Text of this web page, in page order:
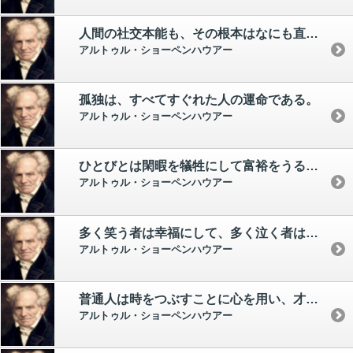
人間の社交本能も、その根本はなにも直接的な本能ではない。 つまり、社交を愛するからではなく、孤独がおそろしいからである。
アルトゥル・ショーペンハウアー
孤独は、すべてすぐれた人の運命である。
アルトゥル・ショーペンハウアー
ひとびとは閑暇を犠牲にして富裕をうる。 だが、富裕をはじめて望ましいものにする唯一のものである自由な閑暇が、富裕のために犠牲にせねばならないならば、私にとって富裕が何になろう。
アルトゥル・ショーペンハウアー
多く笑う者は幸福にして、多く泣く者は不幸である。
アルトゥル・ショーペンハウアー
普通人は時をつぶすことに心を用い、才能ある人間が心を用いるのは、時を利用することである。
アルトゥル・ショーペンハウアー